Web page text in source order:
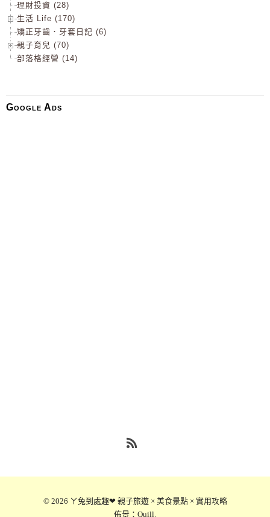
理財投資 (28)
生活 Life (170)
矯正牙齒．牙套日記 (6)
親子育兒 (70)
部落格經營 (14)
Google Ads
© 2026 ㄚ兔到處趣❤ 親子旅遊 × 美食景點 × 實用攻略
佈景： Quill.